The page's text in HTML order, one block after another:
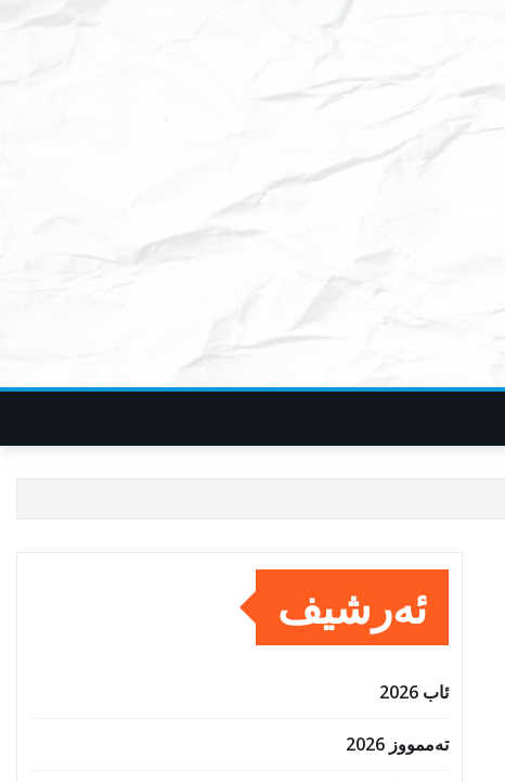
ئەرشیف
ئاب 2026
تەممووز 2026